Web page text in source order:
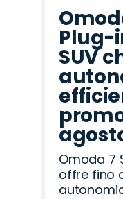
Plug-
SUV
Omoda 7
offre fino